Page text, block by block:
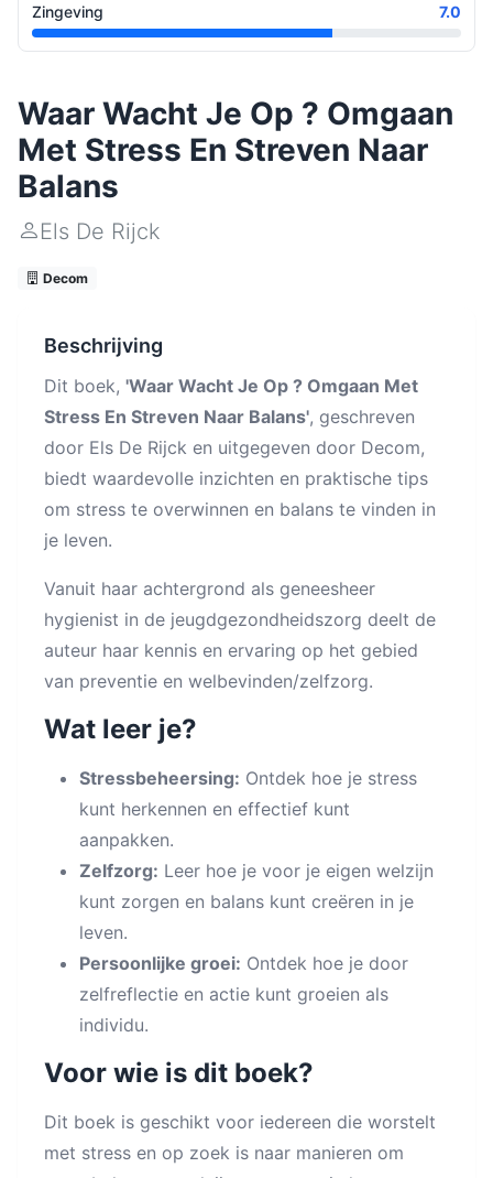
Zingeving 7.0
Waar Wacht Je Op ? Omgaan
Met Stress En Streven Naar
Balans
Els De Rijck
Decom
Beschrijving
Dit boek, 'Waar Wacht Je Op ? Omgaan Met
Stress En Streven Naar Balans', geschreven
door Els De Rijck en uitgegeven door Decom,
biedt waardevolle inzichten en praktische tips
om stress te overwinnen en balans te vinden in
je leven.
Vanuit haar achtergrond als geneesheer
hygienist in de jeugdgezondheidszorg deelt de
auteur haar kennis en ervaring op het gebied
van preventie en welbevinden/zelfzorg.
Wat leer je?
Stressbeheersing: Ontdek hoe je stress
kunt herkennen en effectief kunt
aanpakken.
Zelfzorg: Leer hoe je voor je eigen welzijn
kunt zorgen en balans kunt creëren in je
leven.
Persoonlijke groei: Ontdek hoe je door
zelfreflectie en actie kunt groeien als
individu.
Voor wie is dit boek?
Dit boek is geschikt voor iedereen die worstelt
met stress en op zoek is naar manieren om